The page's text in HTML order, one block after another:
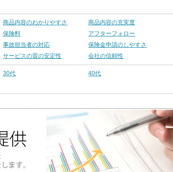
商品内容のわかりやすさ
商品内容の充実度
保険料
アフターフォロー
事故担当者の対応
保険金申請のしやすさ
サービスの質の安定性 会社の信頼性
30代
40代